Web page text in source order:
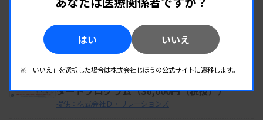
検査室運営・支援ツール
【2026年度】血液形態分野－講座のご案内ー
提供：株式会社Ｄ・リレーションズ
検査室運営・支援ツール
ダードプログラム（36,000円（税抜））
提供：株式会社Ｄ・リレーションズ
はい いいえ
※「いいえ」を選択した場合は株式会社じほうの公式サイトに遷移します。